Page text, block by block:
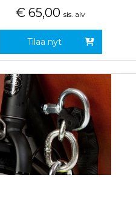
€ 65,00 sis. alv
Tilaa nyt